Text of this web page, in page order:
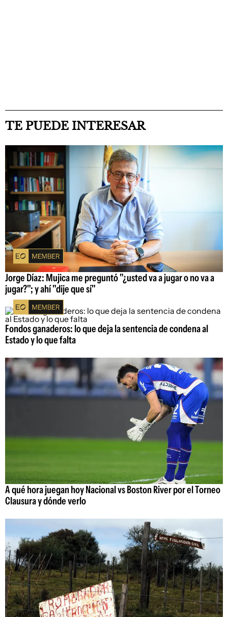
TE PUEDE INTERESAR
Jorge Díaz: Mujica me preguntó "¿usted va a jugar o no va a
jugar?"; y ahí "dije que sí"
Fondos ganaderos: lo que deja la sentencia de condena al
Estado y lo que falta
A qué hora juegan hoy Nacional vs Boston River por el Torneo
Clausura y dónde verlo